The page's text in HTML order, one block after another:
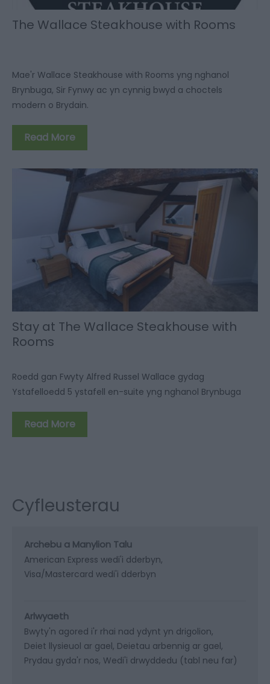
The Wallace Steakhouse with Rooms
Mae'r Wallace Steakhouse with Rooms yng nghanol
Brynbuga, Sir Fynwy ac yn cynnig bwyd a choctels
modern o Brydain.
Read More
Stay at The Wallace Steakhouse with
Rooms
Roedd gan Fwyty Alfred Russel Wallace gydag
Ystafelloedd 5 ystafell en-suite yng nghanol Brynbuga
Read More
Cyfleusterau
Archebu a Manylion Talu
American Express wedi'i dderbyn
Visa/Mastercard wedi'i dderbyn
Arlwyaeth
Bwyty'n agored i'r rhai nad ydynt yn drigolion
Deiet llysieuol ar gael Deietau arbennig ar gael
Prydau gyda'r nos Wedi'i drwyddedu (tabl neu far)